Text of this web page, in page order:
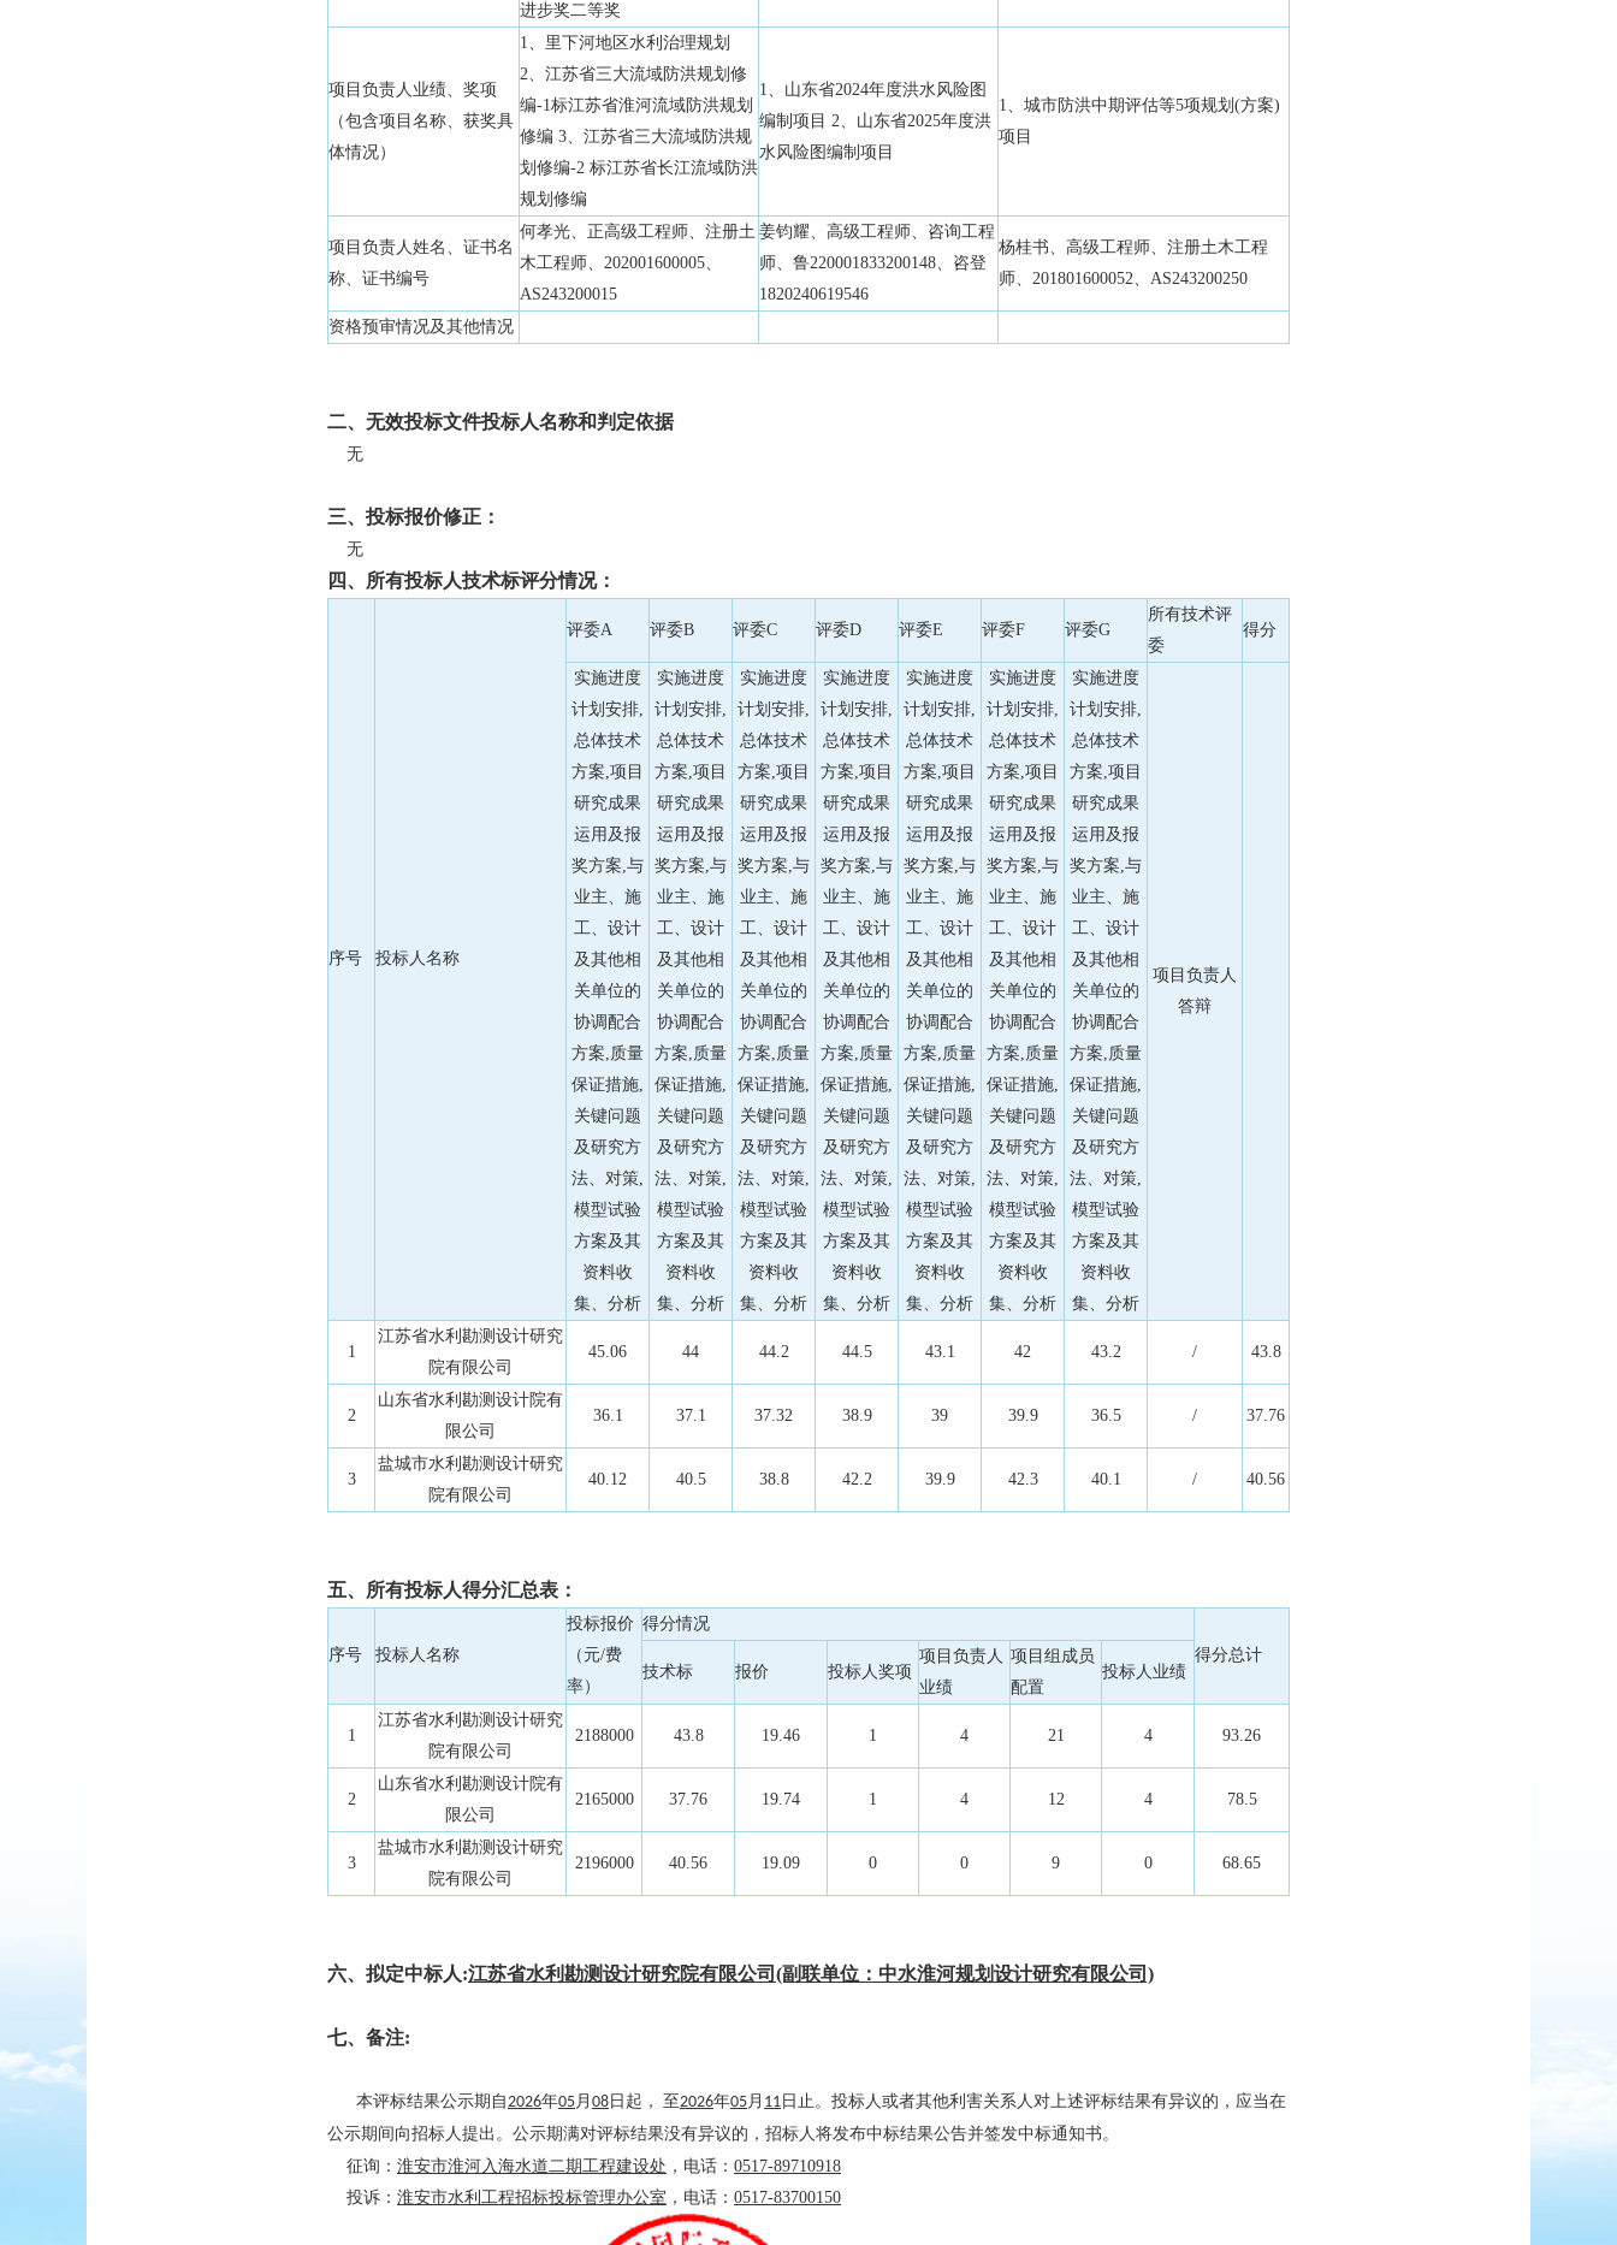
进步奖二等奖
项目负责人业绩、奖项
（包含项目名称、获奖具
体情况）
1、里下河地区水利治理规划
2、江苏省三大流域防洪规划修
编-1标江苏省淮河流域防洪规划
修编 3、江苏省三大流域防洪规
划修编-2 标江苏省长江流域防洪
规划修编
1、山东省2024年度洪水风险图
编制项目 2、山东省2025年度洪
水风险图编制项目
1、城市防洪中期评估等5项规划(方案)
项目
项目负责人姓名、证书名
称、证书编号
何孝光、正高级工程师、注册土
木工程师、202001600005、
AS243200015
姜钧耀、高级工程师、咨询工程
师、鲁220001833200148、咨登
1820240619546
杨桂书、高级工程师、注册土木工程
师、201801600052、AS243200250
资格预审情况及其他情况
二、无效投标文件投标人名称和判定依据
无
三、投标报价修正：
无
四、所有投标人技术标评分情况：
序号 投标人名称
评委A 评委B 评委C 评委D 评委E 评委F 评委G
所有技术评
委
得分
实施进度
计划安排,
总体技术
方案,项目
研究成果
运用及报
奖方案,与
业主、施
工、设计
及其他相
关单位的
协调配合
方案,质量
保证措施,
关键问题
及研究方
法、对策,
模型试验
方案及其
资料收
集、分析
实施进度
计划安排,
总体技术
方案,项目
研究成果
运用及报
奖方案,与
业主、施
工、设计
及其他相
关单位的
协调配合
方案,质量
保证措施,
关键问题
及研究方
法、对策,
模型试验
方案及其
资料收
集、分析
实施进度
计划安排,
总体技术
方案,项目
研究成果
运用及报
奖方案,与
业主、施
工、设计
及其他相
关单位的
协调配合
方案,质量
保证措施,
关键问题
及研究方
法、对策,
模型试验
方案及其
资料收
集、分析
实施进度
计划安排,
总体技术
方案,项目
研究成果
运用及报
奖方案,与
业主、施
工、设计
及其他相
关单位的
协调配合
方案,质量
保证措施,
关键问题
及研究方
法、对策,
模型试验
方案及其
资料收
集、分析
实施进度
计划安排,
总体技术
方案,项目
研究成果
运用及报
奖方案,与
业主、施
工、设计
及其他相
关单位的
协调配合
方案,质量
保证措施,
关键问题
及研究方
法、对策,
模型试验
方案及其
资料收
集、分析
实施进度
计划安排,
总体技术
方案,项目
研究成果
运用及报
奖方案,与
业主、施
工、设计
及其他相
关单位的
协调配合
方案,质量
保证措施,
关键问题
及研究方
法、对策,
模型试验
方案及其
资料收
集、分析
实施进度
计划安排,
总体技术
方案,项目
研究成果
运用及报
奖方案,与
业主、施
工、设计
及其他相
关单位的
协调配合
方案,质量
保证措施,
关键问题
及研究方
法、对策,
模型试验
方案及其
资料收
集、分析
项目负责人
答辩
1
江苏省水利勘测设计研究
院有限公司
45.06 44 44.2 44.5 43.1 42 43.2 / 43.8
2
山东省水利勘测设计院有
限公司
36.1 37.1 37.32 38.9 39 39.9 36.5 / 37.76
3
盐城市水利勘测设计研究
院有限公司
40.12 40.5 38.8 42.2 39.9 42.3 40.1 / 40.56
五、所有投标人得分汇总表：
序号 投标人名称
投标报价
（元/费
率）
得分情况
得分总计
技术标
报价 投标人奖项
项目负责人
业绩
项目组成员
配置
投标人业绩
1
江苏省水利勘测设计研究
院有限公司
2188000 43.8 19.46 1 4 21 4 93.26
2
山东省水利勘测设计院有
限公司
2165000 37.76 19.74 1 4 12 4 78.5
3
盐城市水利勘测设计研究
院有限公司
2196000 40.56 19.09 0 0 9 0 68.65
六、拟定中标人:江苏省水利勘测设计研究院有限公司(副联单位：中水淮河规划设计研究有限公司)
七、备注:
本评标结果公示期自 2026年05月 08 日起， 至2026年05月 11 日止。投标人或者其他利害关系人对上述评标结果有异议的，应当在
公示期间向招标人提出。公示期满对评标结果没有异议的，招标人将发布中标结果公告并签发中标通知书。
征询： 淮安市淮河入海水道二期工程建设处 ，电话： 0517-89710918
投诉： 淮安市水利工程招标投标管理办公室 ，电话： 0517-83700150